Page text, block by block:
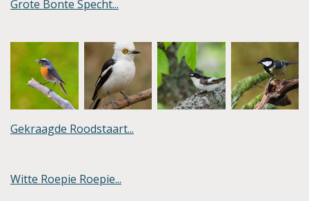
Grote Bonte Specht...
Gekraagde Roodstaart...
Witte Roepie Roepie...